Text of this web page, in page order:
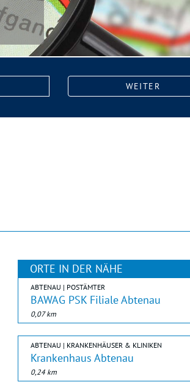
WEITER
ORTE IN DER NÄHE
ABTENAU | POSTÄMTER
BAWAG PSK Filiale Abtenau
0,07 km
ABTENAU | KRANKENHÄUSER & KLINIKEN
Krankenhaus Abtenau
0,24 km